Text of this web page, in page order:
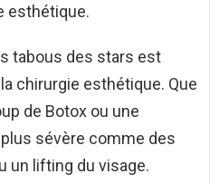
esthétique.
tabous des stars est
chirurgie esthétique. Que
de Botox ou une
sévère comme des
un lifting du visage.